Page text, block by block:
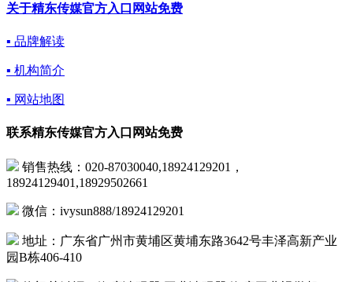
关于精东传媒官方入口网站免费
▪ 品牌解读
▪ 机构简介
▪ 网站地图
联系精东传媒官方入口网站免费
销售热线：020-87030040,18924129201，
18924129401,18929502661
微信：ivysun888/18924129201
地址：广东省广州市黄埔区黄埔东路3642号丰泽高新产业
园B栋406-410